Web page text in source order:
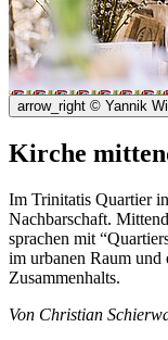
arrow_right © Yannik
Kirche
Im Trinitatis Quartier
Nachbarschaft.
sprachen mit
im urbanen Raum und
Zusammenhalts.
Von Christian